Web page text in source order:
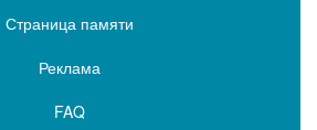
Страница памяти
Реклама
FAQ